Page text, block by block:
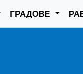
ГРАДОВЕ